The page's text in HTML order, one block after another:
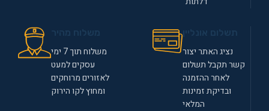
נציג האתר יצור
קשר תקבל תשלום
לאחר ההזמנה
ובדיקת זמינות
המלאי
משלוח תוך 7 ימי
עסקים למעט
לאזורים מרוחקים
ומחוץ לקו הירוק